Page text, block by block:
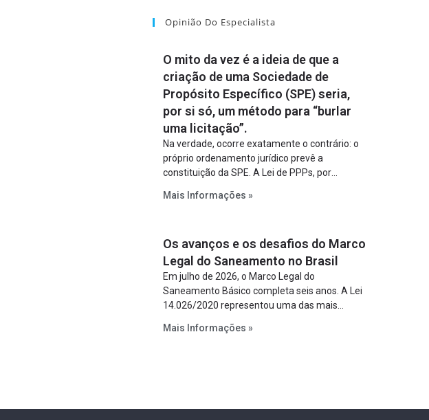
Opinião Do Especialista
O mito da vez é a ideia de que a
criação de uma Sociedade de
Propósito Específico (SPE) seria,
por si só, um método para “burlar
uma licitação”.
Na verdade, ocorre exatamente o contrário: o
próprio ordenamento jurídico prevê a
constituição da SPE. A Lei de PPPs, por
constitua uma SPE para implantar e gerir o
Lei de Concessões, a figura é facultativa e
sujeita a uma escolha racional de projeto a
projeto.
Mais Informações »
Os avanços e os desafios do Marco
Legal do Saneamento no Brasil
Em julho de 2026, o Marco Legal do
Saneamento Básico completa seis anos. A Lei
14.026/2020 representou uma das mais
estabelecer metas claras para a
mecanismos voltados à segurança jurídica dos
Mais Informações »